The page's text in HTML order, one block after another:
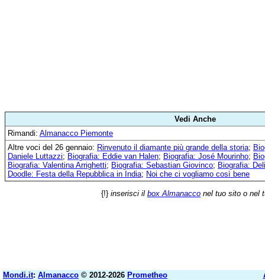
Vedi Anche
Rimandi: Almanacco Piemonte
Altre voci del 26 gennaio: Rinvenuto il diamante più grande della storia;
Daniele Luttazzi; Biografia: Eddie van Halen; Biografia: José Mourinho;
Biografia: Valentina Arrighetti; Biografia: Sebastian Giovinco; Biografia:
Doodle: Festa della Repubblica in India; Noi che ci vogliamo così bene
{!} inserisci il box Almanacco nel tuo sito o nel
Mondi.it: Almanacco © 2012-2026 Prometheo